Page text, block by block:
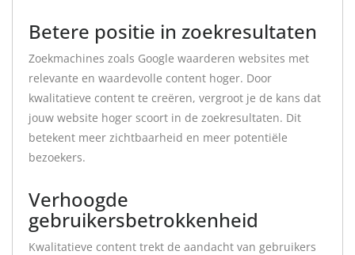
Betere positie in zoekresultaten
Zoekmachines zoals Google waarderen websites met
relevante en waardevolle content hoger. Door
kwalitatieve content te creëren, vergroot je de kans dat
jouw website hoger scoort in de zoekresultaten. Dit
betekent meer zichtbaarheid en meer potentiële
bezoekers.
Verhoogde
gebruikersbetrokkenheid
Kwalitatieve content trekt de aandacht van gebruikers